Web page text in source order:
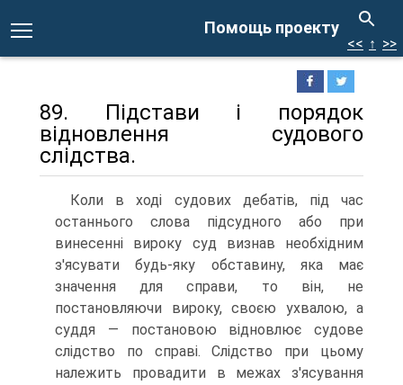
Помощь проекту
<< ↑ >>
89. Підстави і порядок
відновлення судового
слідства.
Коли в ході судових дебатів, під час
останнього слова підсудного або при
винесенні вироку суд визнав необхідним
з'ясувати будь-яку обставину, яка має
значення для справи, то він, не
постановляючи вироку, своєю ухвалою, а
суддя — постановою відновлює судове
слідство по справі. Слідство при цьому
належить провадити в межах з'ясування